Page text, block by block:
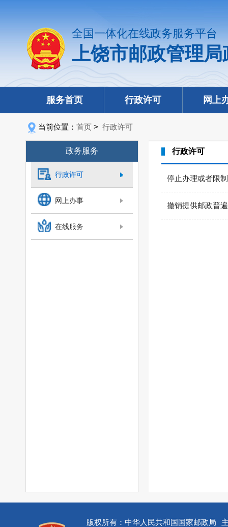
全国一体化在线政务服务平台
上饶市邮政管理
服务首页 行政许可 网上
当前位置： 首页 > 行政许可
政务服务
行政许可
网上办事
在线服务
行政许可
停止办理或者限
撤销提供邮政普
版权所有：中华人民共和国国家邮政局